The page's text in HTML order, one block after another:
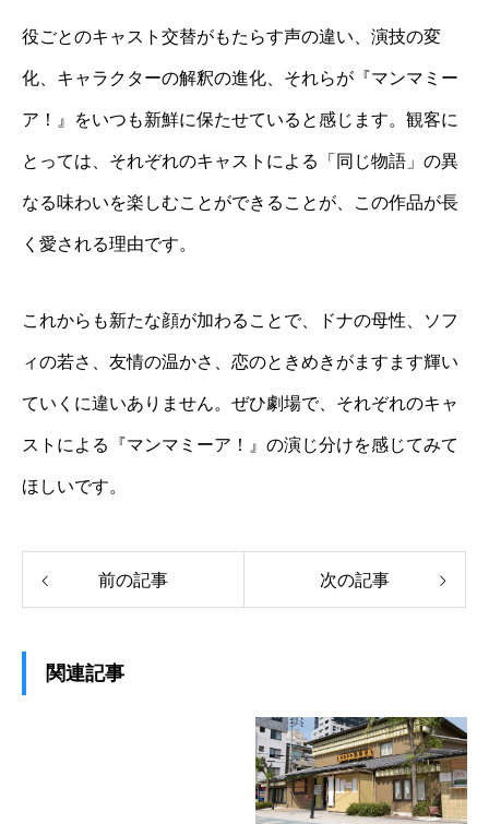
役ごとのキャスト交替がもたらす声の違い、演技の変
化、キャラクターの解釈の進化、それらが『マンマミー
ア！』をいつも新鮮に保たせていると感じます。観客に
とっては、それぞれのキャストによる「同じ物語」の異
なる味わいを楽しむことができることが、この作品が長
く愛される理由です。
これからも新たな顔が加わることで、ドナの母性、ソフ
ィの若さ、友情の温かさ、恋のときめきがますます輝い
ていくに違いありません。ぜひ劇場で、それぞれのキャ
ストによる『マンマミーア！』の演じ分けを感じてみて
ほしいです。
前の記事 次の記事
関連記事